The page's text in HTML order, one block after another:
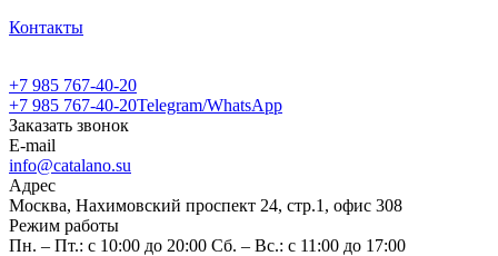
Контакты
+7 985 767-40-20
+7 985 767-40-20Telegram/WhatsApp
Заказать звонок
E-mail
info@catalano.su
Адрес
Москва, Нахимовский проспект 24, стр.1, офис 308
Режим работы
Пн. – Пт.: с 10:00 до 20:00 Сб. – Вс.: с 11:00 до 17:00